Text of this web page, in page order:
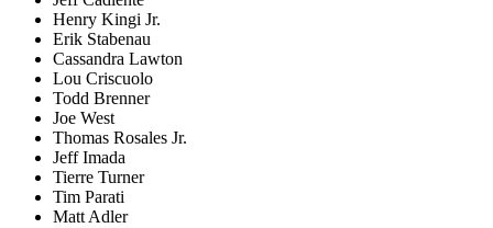
Henry Kingi Jr.
Erik Stabenau
Cassandra Lawton
Lou Criscuolo
Todd Brenner
Joe West
Thomas Rosales Jr.
Jeff Imada
Tierre Turner
Tim Parati
Matt Adler